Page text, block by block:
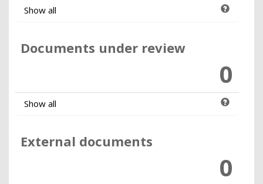
Show all
Documents under review
0
Show all
External documents
0